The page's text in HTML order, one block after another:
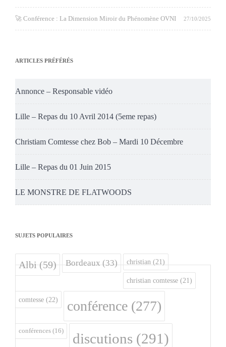
🚀 Conférence : La Dimension Miroir du Phénomène OVNI 27/10/2025
ARTICLES PRÉFÉRÉS
Annonce – Responsable vidéo
Lille – Repas du 10 Avril 2014 (5eme repas)
Christiam Comtesse chez Bob – Mardi 10 Décembre
Lille – Repas du 01 Juin 2015
LE MONSTRE DE FLATWOODS
SUJETS POPULAIRES
Albi(59) Bordeaux(33) christian (21)
christian comtesse (21)
comtesse (22) conférence (277)
conférences (16) discutions (291)